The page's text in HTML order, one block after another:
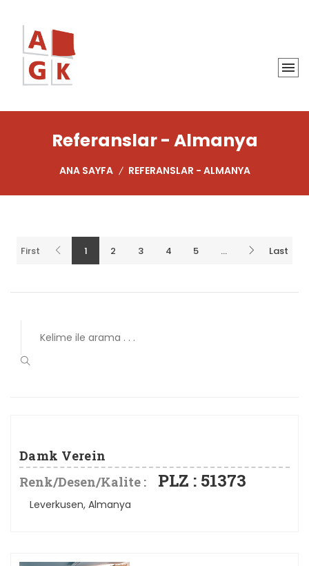
Referanslar - Almanya
ANA SAYFA REFERANSLAR - ALMANYA
First 1 2 3 4 5 ... Last
Damk Verein
Renk/Desen/Kalite :
PLZ : 51373
Leverkusen, Almanya